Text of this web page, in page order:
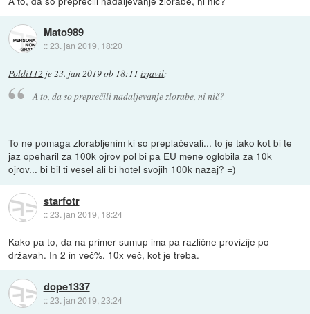
Mato989
::23. jan 2019, 18:20
Poldi112 je23. jan 2019 ob 18:11 izjavil:
A to, da so preprečili nadaljevanje zlorabe, ni nič?
To ne pomaga zlorabljenim ki so preplačevali... to je tako kot bi te
jaz opeharil za 100k ojrov pol bi pa EU mene oglobila za 10k
ojrov... bi bil ti vesel ali bi hotel svojih 100k nazaj? =)
starfotr
::23. jan 2019, 18:24
Kako pa to, da na primer sumup ima pa različne provizije po
državah. In 2 in več%. 10x več, kot je treba.
dope1337
::23. jan 2019, 23:24